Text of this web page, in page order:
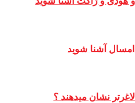
امسال آشنا شوید
نشان میدهند ؟